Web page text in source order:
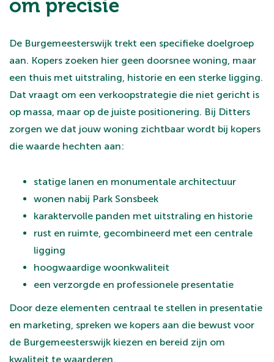
om precisie
De Burgemeesterswijk trekt een specifieke doelgroep
aan. Kopers zoeken hier geen doorsnee woning, maar
een thuis met uitstraling, historie en een sterke ligging.
Dat vraagt om een verkoopstrategie die niet gericht is
op massa, maar op de juiste positionering. Bij Ditters
zorgen we dat jouw woning zichtbaar wordt bij kopers
die waarde hechten aan:
statige lanen en monumentale architectuur
wonen nabij Park Sonsbeek
karaktervolle panden met uitstraling en historie
rust en ruimte, gecombineerd met een centrale
ligging
hoogwaardige woonkwaliteit
een verzorgde en professionele presentatie
Door deze elementen centraal te stellen in presentatie
en marketing, spreken we kopers aan die bewust voor
de Burgemeesterswijk kiezen en bereid zijn om
kwaliteit te waarderen.